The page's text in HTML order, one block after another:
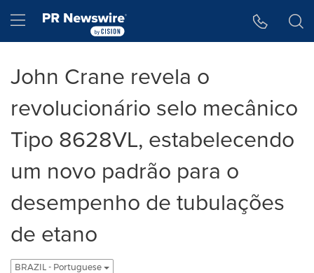
Hamburger menu
John Crane revela o
revolucionário selo mecânico
Tipo 8628VL, estabelecendo
um novo padrão para o
desempenho de tubulações
de etano
BRAZIL - Portuguese